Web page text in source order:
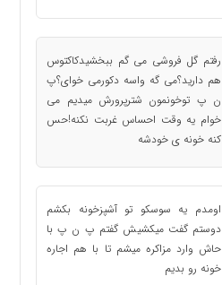
رفتم گل فروشی می گم ببخشیدکاکتوس
هم دارید؟می گه واسه دکورمی خوای؟پ
ن پ توخونمون شترپرورش میدیم می
خوام یه وقت احساس غربت نکنه!حس
کنه خونه ی خودشه
اومدم یه سوسکو تو آشپزخونه بکشم
دوستم گفت میکشیش گفتم پ ن پ با
حاش وارد مزاکره میشم تا با هم اجاره
خونه رو بدیم